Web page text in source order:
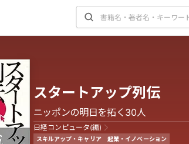
スタートアップ列伝
ニッポンの明日を拓く30人
日経コンピュータ(編)
スキルアップ・キャリア 起業・イノベーション